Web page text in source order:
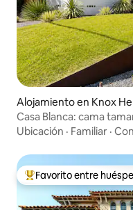
Alojamiento en Knox
Casa Blanca: cama
admiten perros.
Ubicación · Familiar ·
Favorito entre
Favorito entre